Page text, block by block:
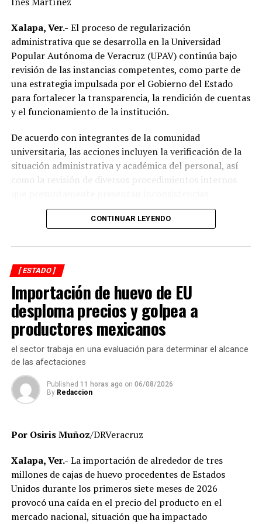
RELATED TOPICS:
DESPUÉS
Seguirán bajas temperaturas en Veracruz
ANTES
Veracruz, cuarto lugar en huachicol
Xalapa, Ver.- El proceso de regularización
administrativa que se desarrolla en la Universidad
Popular Autónoma de Veracruz (UPAV) continúa bajo
revisión de las instancias competentes, como parte de
una estrategia impulsada por el Gobierno del Estado
para fortalecer la transparencia, la rendición de cuentas
y el funcionamiento de la institución.
De acuerdo con integrantes de la comunidad
universitaria, las acciones incluyen la verificación de la
situación administrativa y académica del personal, así
como la revisión de diversos procedimientos internos
Entre los aspectos que son objeto de análisis se
simultáneas en distintos centros de estudio, la
validación de documentación académica de directivos,
adeudos en la entrega de calificaciones, denuncias por
presuntos cobros indebidos relacionados con
certificados y asesorías de titulación, así como la
existencia de personal que habría recibido pagos sin
contar con carga académica registrada.
También se revisa la situación de docentes y directivos
trabajadores que, hasta el momento, no han podido ser
localizados para efectos de la verificación
Autoridades educativas señalaron que estas acciones
institucional cuyo objetivo es garantizar que la
universidad opere bajo criterios de legalidad, eficiencia y
transparencia, privilegiando el servicio que se brinda a
miles de estudiantes en la entidad.
CONTINUAR LEYENDO
[ ESTADO ]
Importación de huevo de EU
desploma precios y golpea a
productores mexicanos
el sector trabaja en una evaluación para determinar el alcance
de las afectaciones
Published 11 horas ago on 06/08/2026
By Redaccion
Por Osiris Muñoz/DRVeracruz
Xalapa, Ver.- La importación de alrededor de tres
millones de cajas de huevo procedentes de Estados
Unidos durante los primeros siete meses de 2026
provocó una caída en el precio del producto en el
mercado nacional, situación que ha impactado